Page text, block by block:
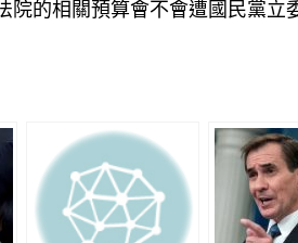
的相關預算會不會遭國民黨立